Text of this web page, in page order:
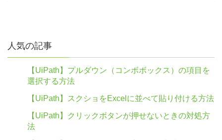
人気の記事
【UiPath】プルダウン（コンボボックス）の項目を
選択する方法
【UiPath】スクショをExcelに並べて貼り付ける方法
【UiPath】クリックボタンが押せないときの対処方
法